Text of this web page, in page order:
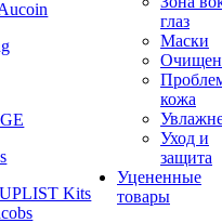
Kits
глаз
Маски
кожа
Уход и
защита
Уцененные
товары